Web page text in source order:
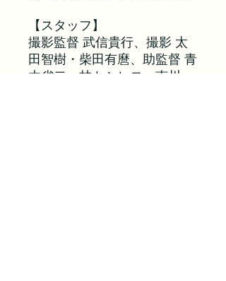
【スタッフ】
撮影監督 武信貴行、撮影 太
田智樹・柴田有麿、助監督 青
木省二・林トシヒロ・南川